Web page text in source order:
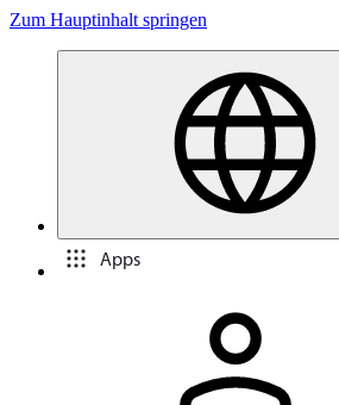
Zum Hauptinhalt springen
Apps